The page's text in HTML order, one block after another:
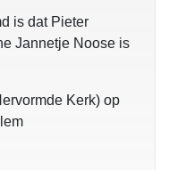
is dat Pieter
Jannetje Noose is
Kerk) op